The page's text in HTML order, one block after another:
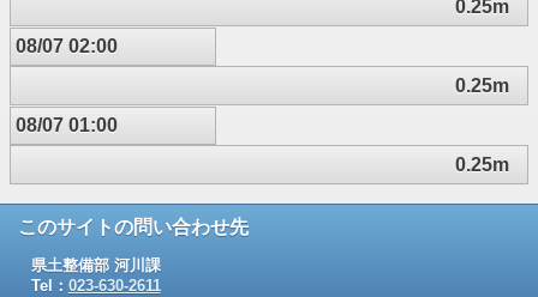
0.25m
08/07 02:00
0.25m
08/07 01:00
0.25m
このサイトの問い合わせ先
県土整備部 河川課
Tel： 023-630-2611